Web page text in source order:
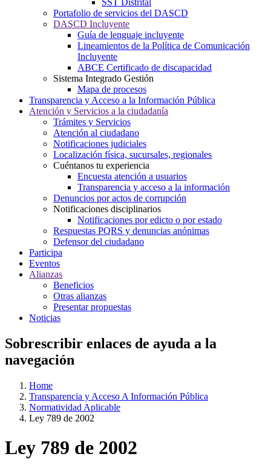
SST Distrital
Portafolio de servicios del DASCD
DASCD Incluyente
Guía de lenguaje incluyente
Lineamientos de la Política de Comunicación
Incluyente
ABCE Certificado de discapacidad
Sistema Integrado Gestión
Mapa de procesos
Transparencia y Acceso a la Información Pública
Atención y Servicios a la ciudadanía
Trámites y Servicios
Atención al ciudadano
Notificaciones judiciales
Localización física, sucursales, regionales
Cuéntanos tu experiencia
Encuesta atención a usuarios
Transparencia y acceso a la información
Denuncios por actos de corrupción
Notificaciones disciplinarios
Notificaciones por edicto o por estado
Respuestas PQRS y denuncias anónimas
Defensor del ciudadano
Participa
Eventos
Alianzas
Beneficios
Otras alianzas
Presentar propuestas
Noticias
Sobrescribir enlaces de ayuda a la
navegación
Home
Transparencia y Acceso A Información Pública
Normatividad Aplicable
Ley 789 de 2002
Ley 789 de 2002